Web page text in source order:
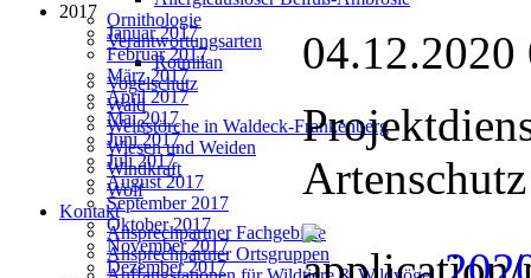
Ornithologie
Verantwortungsarten
Rotmilan
Vogelschutz
Wald
Weißstörche in Waldeck-Frankenberg
Wiesen und Weiden
Windkraft
Wolf
Kontakt
Ansprechpartner Fachgebiete
Ansprechpartner Ortsgruppen
2017
Januar 2017
Februar 2017
März 2017
April 2017
Mai 2017
Juni 2017
Juli 2017
August 2017
September 2017
Oktober 2017
November 2017
Dezember 2017
04.12.2020